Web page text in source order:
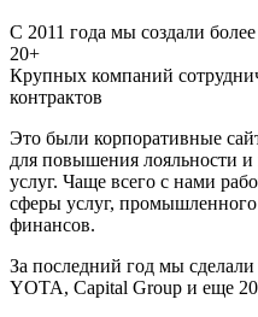
С 2011 года мы создали
20+
Крупных компаний
контрактов
Это были корпоративные
для повышения лояльности
услуг. Чаще всего с нами
сферы услуг,
финансов.
За последний год мы
YOTA, Capital Group и еще